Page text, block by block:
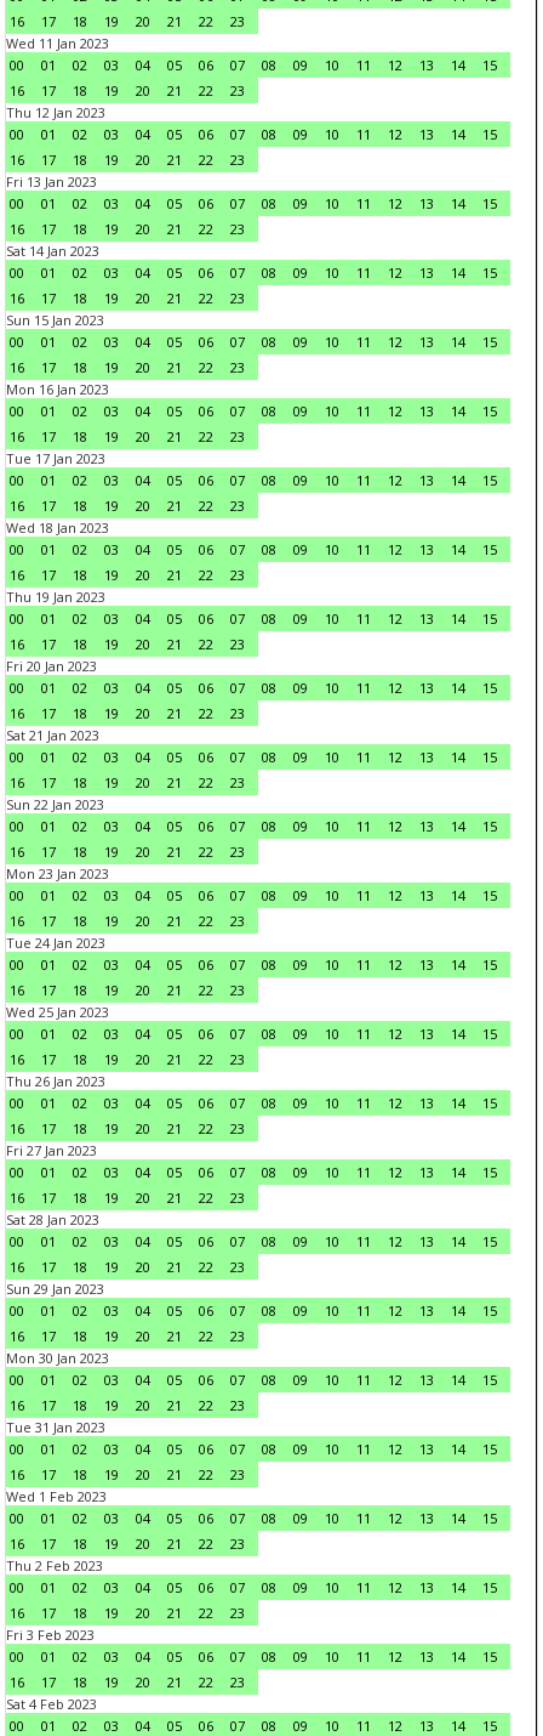
16
17 18 19 20 21 22
23
Wed 11 Jan 2023
00
01 02 03 04 05 06 07 08 09 10 11 12 13 14
15
16
17 18 19 20 21 22
23
Thu 12 Jan 2023
00
01 02 03 04 05 06 07 08 09 10 11 12 13 14
15
16
17 18 19 20 21 22
23
Fri 13 Jan 2023
00
01 02 03 04 05 06 07 08 09 10 11 12 13 14
15
16
17 18 19 20 21 22
23
Sat 14 Jan 2023
00
01 02 03 04 05 06 07 08 09 10 11 12 13 14
15
16
17 18 19 20 21 22
23
Sun 15 Jan 2023
00
01 02 03 04 05 06 07 08 09 10 11 12 13 14
15
16
17 18 19 20 21 22
23
Mon 16 Jan 2023
00
01 02 03 04 05 06 07 08 09 10 11 12 13 14
15
16
17 18 19 20 21 22
23
Tue 17 Jan 2023
00
01 02 03 04 05 06 07 08 09 10 11 12 13 14
15
16
17 18 19 20 21 22
23
Wed 18 Jan 2023
00
01 02 03 04 05 06 07 08 09 10 11 12 13 14
15
16
17 18 19 20 21 22
23
Thu 19 Jan 2023
00
01 02 03 04 05 06 07 08 09 10 11 12 13 14
15
16
17 18 19 20 21 22
23
Fri 20 Jan 2023
00
01 02 03 04 05 06 07 08 09 10 11 12 13 14
15
16
17 18 19 20 21 22
23
Sat 21 Jan 2023
00
01 02 03 04 05 06 07 08 09 10 11 12 13 14
15
16
17 18 19 20 21 22
23
Sun 22 Jan 2023
00
01 02 03 04 05 06 07 08 09 10 11 12 13 14
15
16
17 18 19 20 21 22
23
Mon 23 Jan 2023
00
01 02 03 04 05 06 07 08 09 10 11 12 13 14
15
16
17 18 19 20 21 22
23
Tue 24 Jan 2023
00
01 02 03 04 05 06 07 08 09 10 11 12 13 14
15
16
17 18 19 20 21 22
23
Wed 25 Jan 2023
00
01 02 03 04 05 06 07 08 09 10 11 12 13 14
15
16
17 18 19 20 21 22
23
Thu 26 Jan 2023
00
01 02 03 04 05 06 07 08 09 10 11 12 13 14
15
16
17 18 19 20 21 22
23
Fri 27 Jan 2023
00
01 02 03 04 05 06 07 08 09 10 11 12 13 14
15
16
17 18 19 20 21 22
23
Sat 28 Jan 2023
00
01 02 03 04 05 06 07 08 09 10 11 12 13 14
15
16
17 18 19 20 21 22
23
Sun 29 Jan 2023
00
01 02 03 04 05 06 07 08 09 10 11 12 13 14
15
16
17 18 19 20 21 22
23
Mon 30 Jan 2023
00
01 02 03 04 05 06 07 08 09 10 11 12 13 14
15
16
17 18 19 20 21 22
23
Tue 31 Jan 2023
00
01 02 03 04 05 06 07 08 09 10 11 12 13 14
15
16
17 18 19 20 21 22
23
Wed 1 Feb 2023
00
01 02 03 04 05 06 07 08 09 10 11 12 13 14
15
16
17 18 19 20 21 22
23
Thu 2 Feb 2023
00
01 02 03 04 05 06 07 08 09 10 11 12 13 14
15
16
17 18 19 20 21 22
23
Fri 3 Feb 2023
00
01 02 03 04 05 06 07 08 09 10 11 12 13 14
15
16
17 18 19 20 21 22
23
Sat 4 Feb 2023
00
01 02 03 04 05 06 07 08 09 10 11 12 13 14
15